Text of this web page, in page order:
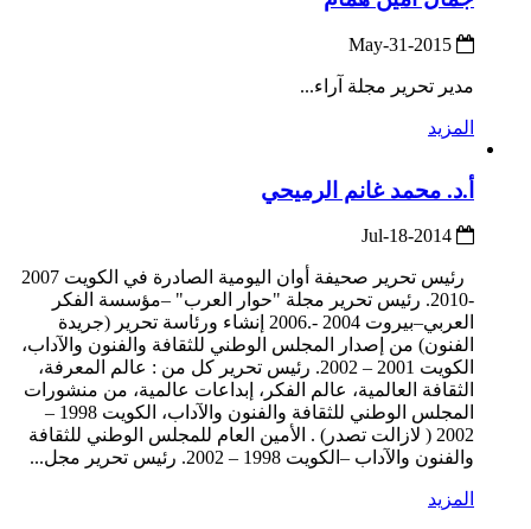
مدير تحرير مجلة آراء...
المزيد
أ.د. محمد غانم الرميحي
رئيس تحرير صحيفة أوان اليومية الصادرة في الكويت 2007
-2010. رئيس تحرير مجلة "حوار العرب" –مؤسسة الفكر
العربي–بيروت 2004 -.2006 إنشاء ورئاسة تحرير (جريدة
الفنون) من إصدار المجلس الوطني للثقافة والفنون والآداب،
الكويت 2001 – 2002. رئيس تحرير كل من : عالم المعرفة،
الثقافة العالمية، عالم الفكر، إبداعات عالمية، من منشورات
المجلس الوطني للثقافة والفنون والآداب، الكويت 1998 –
2002 ( لازالت تصدر) . الأمين العام للمجلس الوطني للثقافة
والفنون والآداب –الكويت 1998 – 2002. رئيس تحرير مجل...
المزيد